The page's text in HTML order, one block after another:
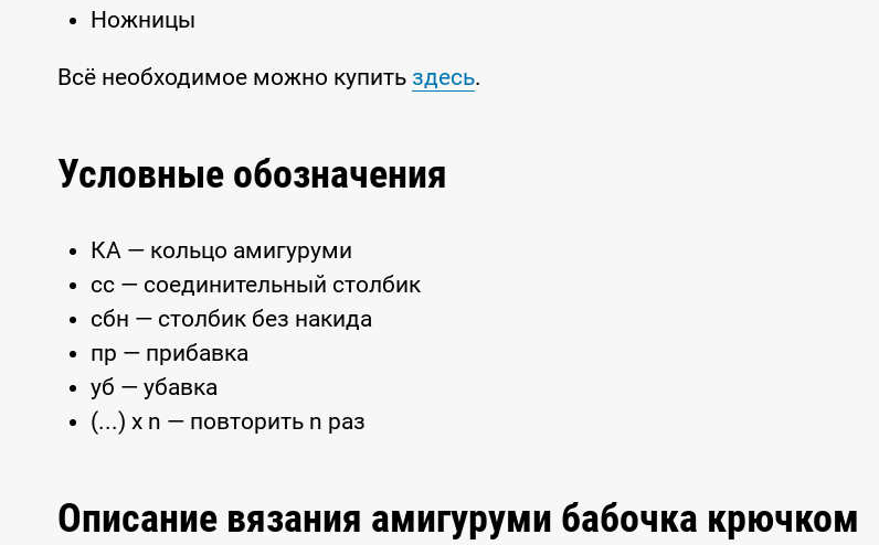
Ножницы
Всё необходимое можно купить здесь.
Условные обозначения
КА — кольцо амигуруми
сс — соединительный столбик
сбн — столбик без накида
пр — прибавка
уб — убавка
(...) x n — повторить n раз
Описание вязания амигуруми бабочка крючком